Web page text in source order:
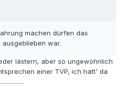
machen dürfen das
ausgeblieben war.
lästern, aber so ungewöhnlich
einer TVP, ich hatt' da